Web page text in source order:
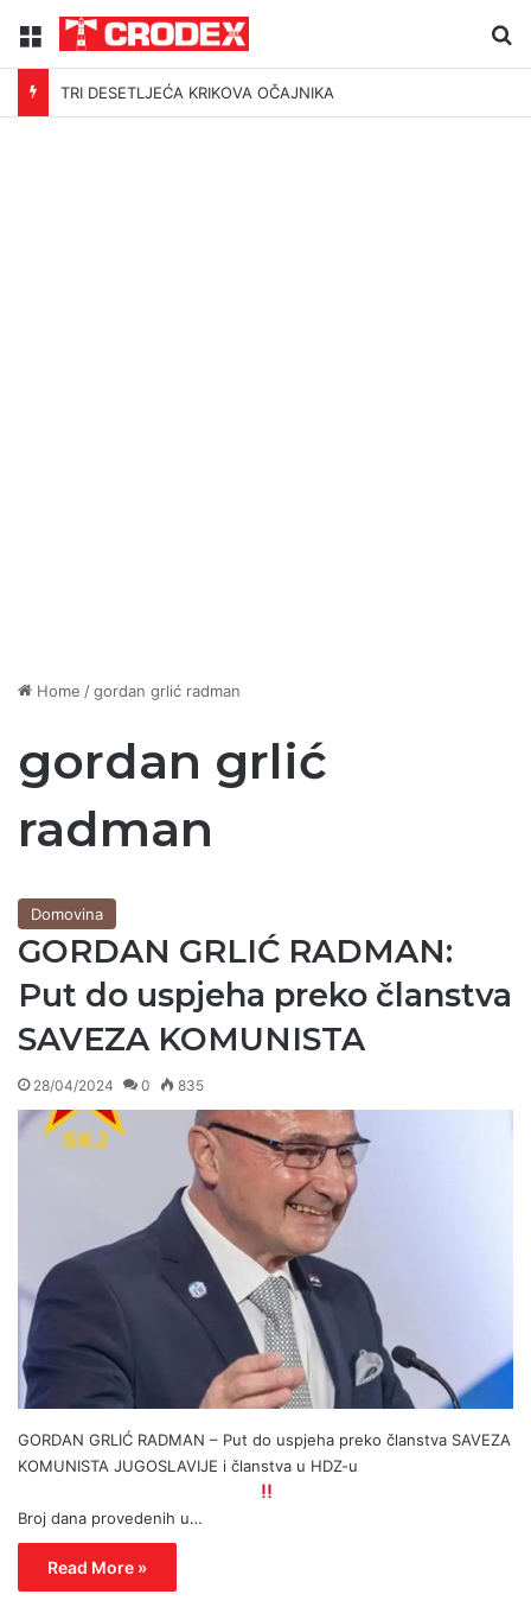
Menu
TRI DESETLJEĆA KRIKOVA OČAJNIKA
Home /gordan grlić radman
gordan grlić
radman
Domovina
GORDAN GRLIĆ RADMAN:
Put do uspjeha preko članstva
SAVEZA KOMUNISTA
28/04/2024 0 835
GORDAN GRLIĆ RADMAN – Put do uspjeha preko članstva SAVEZA
KOMUNISTA JUGOSLAVIJE i članstva u HDZ-u
Broj dana provedenih u…
Read More »